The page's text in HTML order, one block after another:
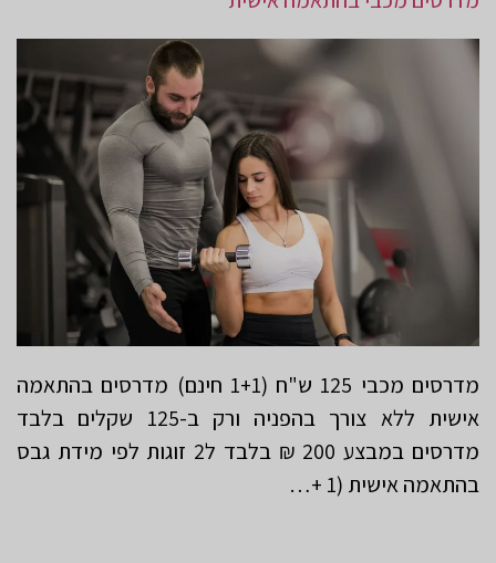
מדרסים מכבי 125 ש"ח (1+1 חינם) מדרסים בהתאמה
אישית ללא צורך בהפניה ורק ב-125 שקלים בלבד
מדרסים במבצע 200 ₪ בלבד ל2 זוגות לפי מידת גבס
בהתאמה אישית (1 +…